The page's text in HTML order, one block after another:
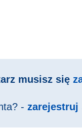
musisz się
- zarejestruj